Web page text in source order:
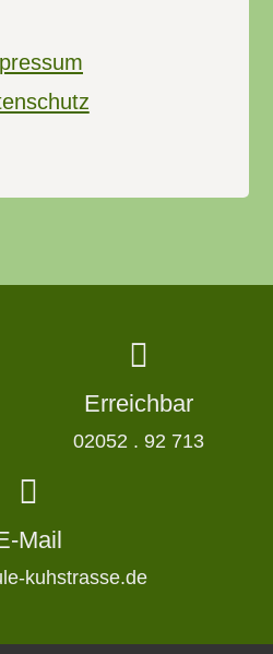
Erreichbar
02052 . 92 713
Mail
kuhstrasse.de